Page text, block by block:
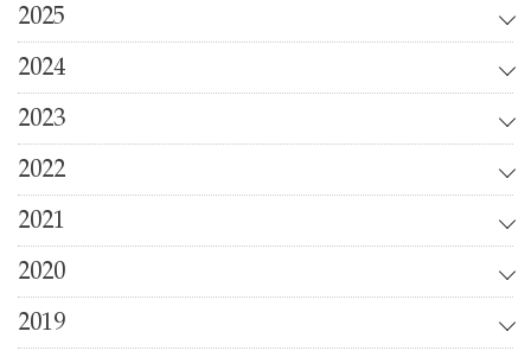
2025
2024
2023
2022
2021
2020
2019